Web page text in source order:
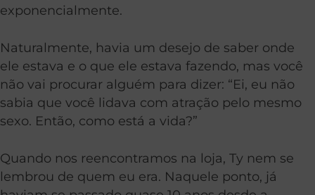
exponencialmente.
Naturalmente, havia um desejo de saber onde
ele estava e o que ele estava fazendo, mas você
não vai procurar alguém para dizer: “Ei, eu não
sabia que você lidava com atração pelo mesmo
sexo. Então, como está a vida?”
Quando nos reencontramos na loja, Ty nem se
lembrou de quem eu era. Naquele ponto, já